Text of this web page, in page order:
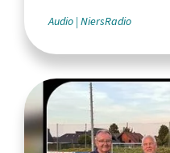
Audio NiersRadio